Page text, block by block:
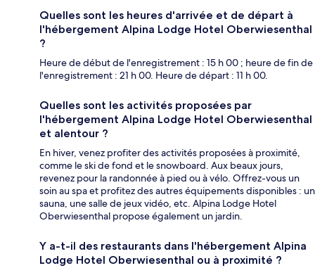
Quelles sont les heures d'arrivée et de départ à
l'hébergement Alpina Lodge Hotel Oberwiesenthal
?
Heure de début de l'enregistrement : 15 h 00 ; heure de fin de
l'enregistrement : 21 h 00. Heure de départ : 11 h 00.
Quelles sont les activités proposées par
l'hébergement Alpina Lodge Hotel Oberwiesenthal
et alentour ?
En hiver, venez profiter des activités proposées à proximité,
comme le ski de fond et le snowboard. Aux beaux jours,
revenez pour la randonnée à pied ou à vélo. Offrez-vous un
soin au spa et profitez des autres équipements disponibles : un
sauna, une salle de jeux vidéo, etc. Alpina Lodge Hotel
Oberwiesenthal propose également un jardin.
Y a-t-il des restaurants dans l'hébergement Alpina
Lodge Hotel Oberwiesenthal ou à proximité ?